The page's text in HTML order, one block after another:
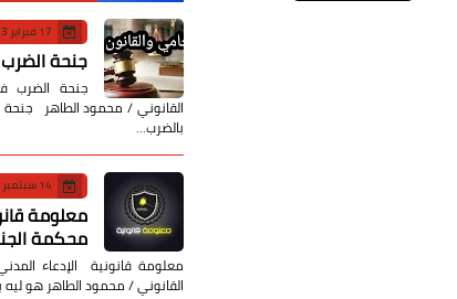
17 فبراير 2023
جنحة
جنحة الضرب
القانوني / محمود الطاهر
بالضرب…
14 سبتمبر 2022
معلومة
محكمة
معلومة قانونية الإدعاء
القانوني / محمود الطاهر هو